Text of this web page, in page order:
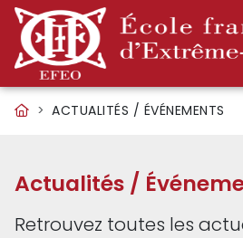
ACTUALITÉS / ÉVÉNEMENTS
Actualités /
Retrouvez toutes les